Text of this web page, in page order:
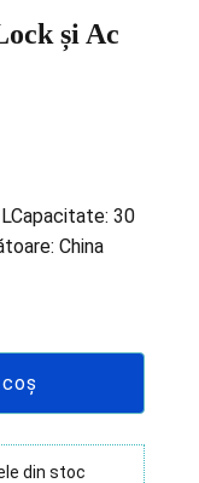
și Ac
30
China
din stoc